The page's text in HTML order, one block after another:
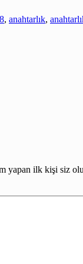
, anahtarlık,
yapan ilk kişi siz